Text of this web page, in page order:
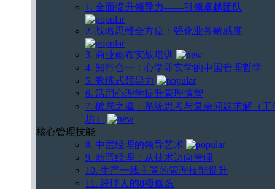
1. 全面提升领导力——引领卓越团队
2. 战略思维全方位：强化业务敏感度
3. 商业画布实战培训
4. 知行合一：心学即实学的中国管理哲学
5. 教练式领导力
6. 活用心理学提升管理情智
7. 破局之道：系统思考与复杂问题求解（工
坊）
核心管理技能
8. 中层经理的领导艺术
9. 新晋经理：从技术迈向管理
10. 生产一线主管的管理技能提升
11. 经理人的8项修炼